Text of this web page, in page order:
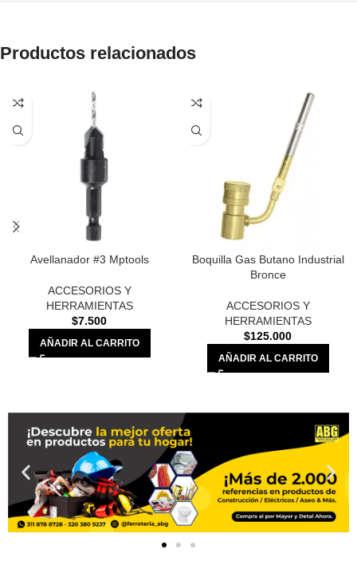
Productos relacionados
Avellanador #3 Mptools
ACCESORIOS Y
HERRAMIENTAS
$7.500
AÑADIR AL CARRITO
Boquilla Gas Butano Industrial
Bronce
ACCESORIOS Y
HERRAMIENTAS
$125.000
AÑADIR AL CARRITO